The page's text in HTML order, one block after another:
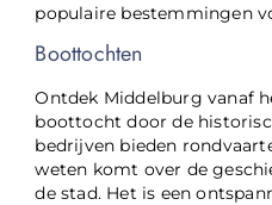
populaire bestemmingen
Boottochten
Ontdek Middelburg vanaf
boottocht door de
bedrijven bieden
weten komt over de
de stad. Het is een